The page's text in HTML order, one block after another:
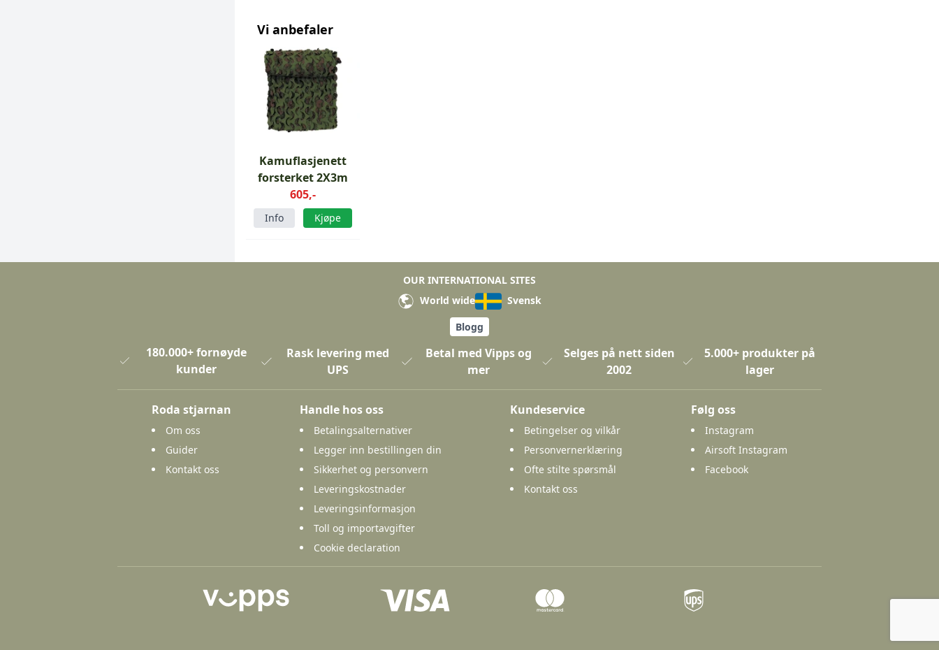
Vi anbefaler
Kamuflasjenett
forsterket 2X3m
605,-
Info Kjøpe
OUR INTERNATIONAL SITES
World wide
Svensk
Blogg
180.000+ fornøyde
kunder
Rask levering med
UPS
Betal med Vipps og
mer
Selges på nett siden
2002
5.000+ produkter på
lager
Roda stjarnan
Om oss
Guider
Kontakt oss
Handle hos oss
Betalingsalternativer
Legger inn bestillingen din
Sikkerhet og personvern
Leveringskostnader
Leveringsinformasjon
Toll og importavgifter
Cookie declaration
Kundeservice
Betingelser og vilkår
Personvernerklæring
Ofte stilte spørsmål
Kontakt oss
Følg oss
Instagram
Airsoft Instagram
Facebook